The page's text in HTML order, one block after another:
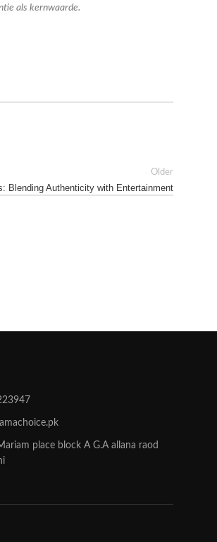
als kernwaarde.
Older
Blending Authenticity with Entertainment
place block A G.A allana raod